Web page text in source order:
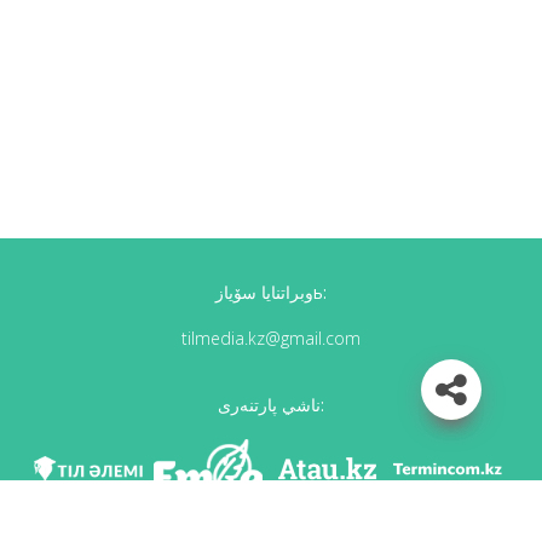
وبراتنايا سۆيازь:
tilmedia.kz@gmail.com
ناشي پارتنەرى: